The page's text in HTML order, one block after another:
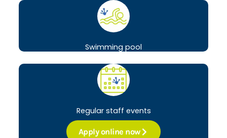
Swimming pool
Regular staff events
Apply online now